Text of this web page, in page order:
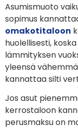
Asumismuoto
sopimus
omakotitaloon
huolellisesti,
lämmityksen
yleensä
kannattaa silti
Jos asut
kerrostaloon
perusmaksu on